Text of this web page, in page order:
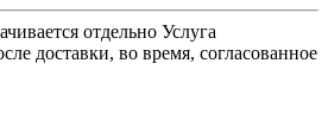
отдельно Услуга
доставки, во время, согласованное